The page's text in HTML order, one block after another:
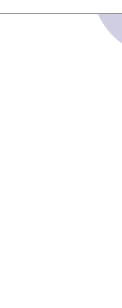
IA en el hotel: el 93%
aprueba sin leer.